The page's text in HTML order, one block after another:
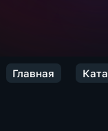
Главная